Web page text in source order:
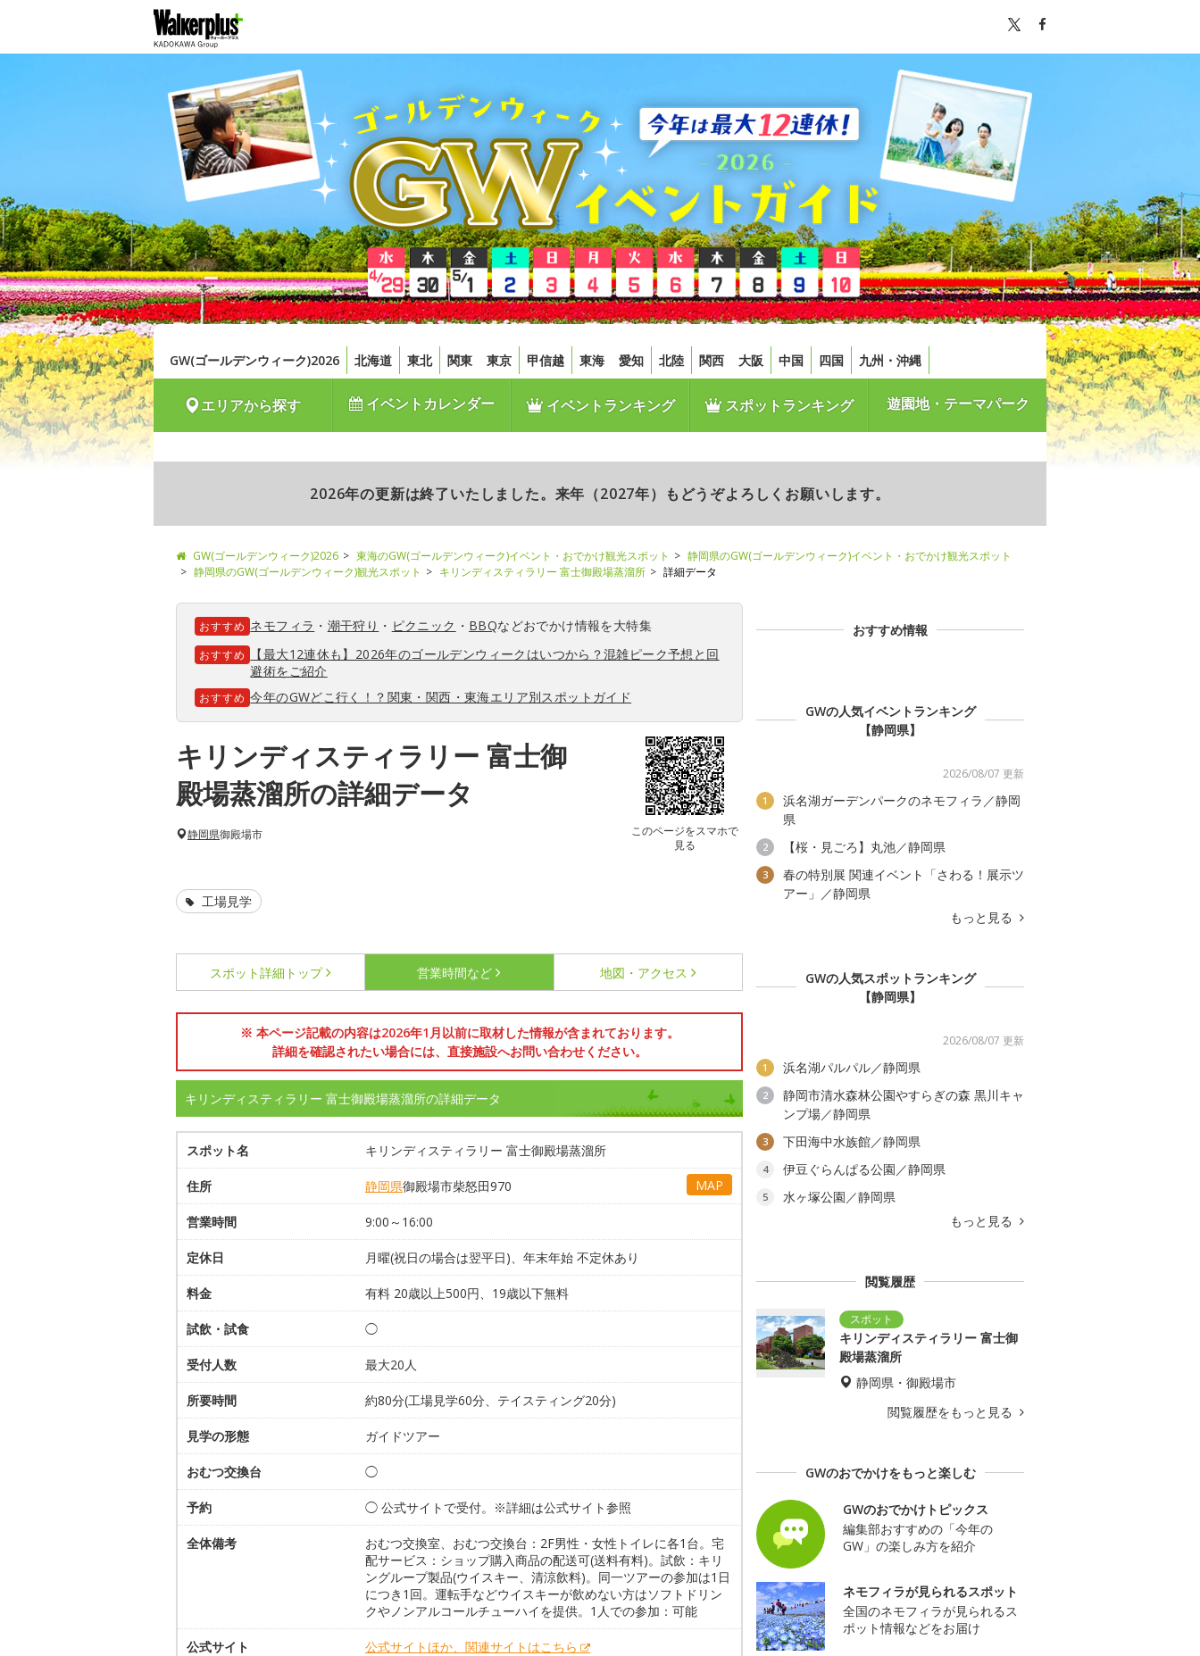
GW(ゴールデンウィーク)2026 北海道 東北 関東 東京 甲信越 東海 愛知 北陸 関西 大阪 中国 四国 九州・沖縄
エリアから探す イベントカレンダー イベントランキング スポットランキング 遊園地・テーマパーク
2026年の更新は終了いたしました。来年（2027年）もどうぞよろしくお願いします。
GW(ゴールデンウィーク)2026 東海のGW(ゴールデンウィーク)イベント・おでかけ観光スポット
静岡県のGW(ゴールデンウィーク)イベント・おでかけ観光スポット
静岡県のGW(ゴールデンウィーク)観光スポット
キリンディスティラリー 富士御殿場蒸溜所 詳細データ
おすすめ ネモフィラ ・ 潮干狩り ・ ピクニック ・ BBQなどおでかけ情報を大特集
おすすめ
【最大12連休も】2026年のゴールデンウィークはいつから？混雑ピーク予想と回
避術をご紹介
おすすめ 今年のGWどこ行く！？関東・関西・東海エリア別スポットガイド
キリンディスティラリー 富士御
殿場蒸溜所の詳細データ
このページをスマホで
見る
静岡県御殿場市
工場見学
スポット詳細 トップ 営業時間など 地図・アクセス
※ 本ページ記載の内容は2026年1月以前に取材した情報が含まれております。
詳細を確認されたい場合には、直接施設へお問い合わせください。
キリンディスティラリー 富士御殿場蒸溜所の詳細データ
スポット名 キリンディスティラリー 富士御殿場蒸溜所
住所 静岡県御殿場市柴怒田970 MAP
営業時間 9:00～16:00
定休日 月曜(祝日の場合は翌平日)、年末年始 不定休あり
料金 有料 20歳以上500円、19歳以下無料
試飲・試食 ◯
受付人数 最大20人
所要時間 約80分(工場見学60分、テイスティング20分)
見学の形態 ガイドツアー
おむつ交換台 ◯
予約 ◯ 公式サイトで受付。※詳細は公式サイト参照
全体備考
おむつ交換室、おむつ交換台：2F男性・女性トイレに各1台。宅
配サービス：ショップ購入商品の配送可(送料有料)。試飲：キリ
ングループ製品(ウイスキー、清涼飲料)。同一ツアーの参加は1日
につき1回。運転手などウイスキーが飲めない方はソフトドリン
クやノンアルコールチューハイを提供。1人での参加：可能
公式サイト 公式サイトほか、関連サイトはこちら
おすすめ情報
GWの人気イベントランキング
【静岡県】
2026/08/07 更新
1
浜名湖ガーデンパークのネモフィラ／静岡
県
2 【桜・見ごろ】丸池／静岡県
3
春の特別展 関連イベント「さわる！展示ツ
アー」／静岡県
もっと見る
GWの人気スポットランキング
【静岡県】
2026/08/07 更新
1 浜名湖パルパル／静岡県
2
静岡市清水森林公園やすらぎの森 黒川キャ
ンプ場／静岡県
3 下田海中水族館／静岡県
4 伊豆ぐらんぱる公園／静岡県
5
水ヶ塚公園／静岡県
もっと見る
閲覧履歴
キリンディスティラリー 富士御
殿場蒸溜所
静岡県・御殿場市
閲覧履歴をもっと見る
GWのおでかけをもっと楽しむ
GWのおでかけトピックス
編集部おすすめの「今年の
GW」の楽しみ方を紹介
ネモフィラが見られるスポット
全国のネモフィラが見られるス
ポット情報などをお届け